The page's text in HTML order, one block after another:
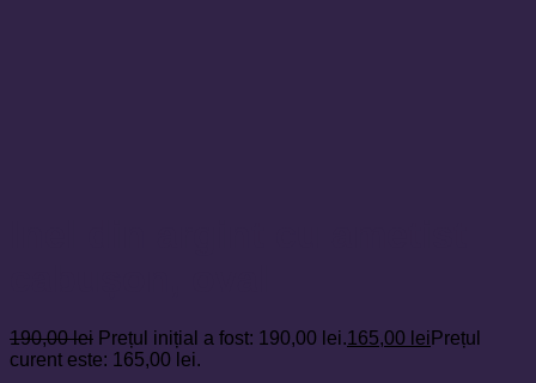
190,00lei Prețul inițial a fost: 190,00 lei.165,00 lei Prețul
curent este: 165,00 lei.